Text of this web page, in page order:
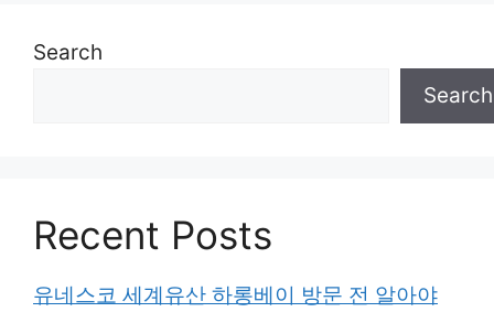
Search
Search
Recent Posts
유네스코 세계유산 하롱베이 방문 전 알아야